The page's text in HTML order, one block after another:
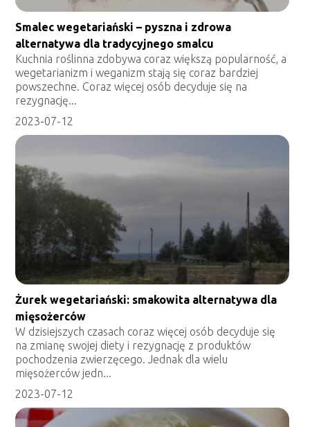
Smalec wegetariański – pyszna i zdrowa
alternatywa dla tradycyjnego smalcu
Kuchnia roślinna zdobywa coraz większą popularność, a
wegetarianizm i weganizm stają się coraz bardziej
powszechne. Coraz więcej osób decyduje się na
rezygnację...
2023-07-12
Żurek wegetariański: smakowita alternatywa dla
mięsożerców
W dzisiejszych czasach coraz więcej osób decyduje się
na zmianę swojej diety i rezygnację z produktów
pochodzenia zwierzęcego. Jednak dla wielu
mięsożerców jedn...
2023-07-12